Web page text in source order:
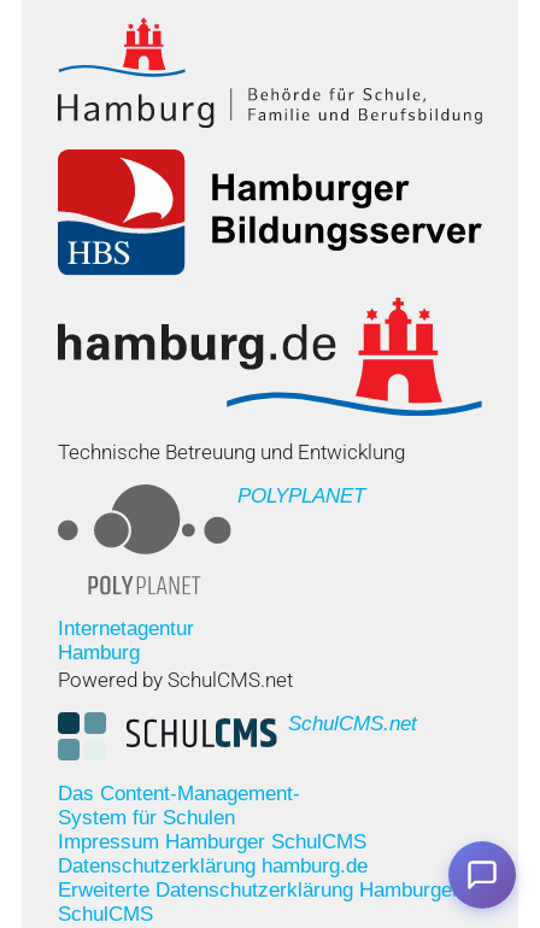
Technische Betreuung und Entwicklung
POLYPLANET
Internetagentur
Hamburg
Powered by SchulCMS.net
SchulCMS.net
Das Content-Management-
System für Schulen
Impressum Hamburger SchulCMS
Datenschutzerklärung hamburg.de
Erweiterte Datenschutzerklärung Hamburger
SchulCMS